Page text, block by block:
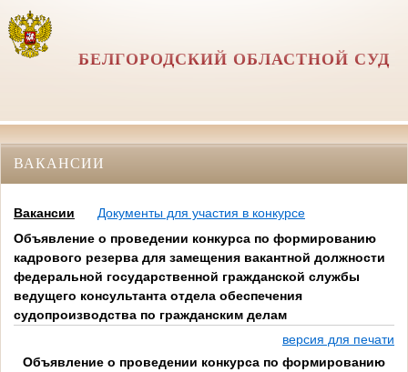
БЕЛГОРОДСКИЙ ОБЛАСТНОЙ СУД
ВАКАНСИИ
Вакансии
Документы для участия в конкурсе
Объявление о проведении конкурса по формированию
кадрового резерва для замещения вакантной должности
федеральной государственной гражданской службы
ведущего консультанта отдела обеспечения
судопроизводства по гражданским делам
версия для печати
Объявление о проведении конкурса по формированию